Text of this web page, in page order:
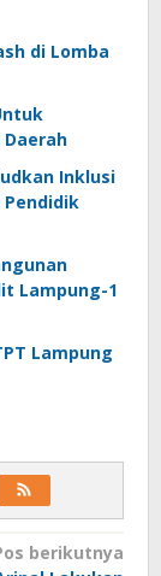
di Lomba
Inklusi
Pendidik
Lampung-1
Lampung
berikutnya